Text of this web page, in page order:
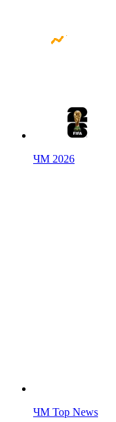
ЧМ 2026
ЧМ Top News